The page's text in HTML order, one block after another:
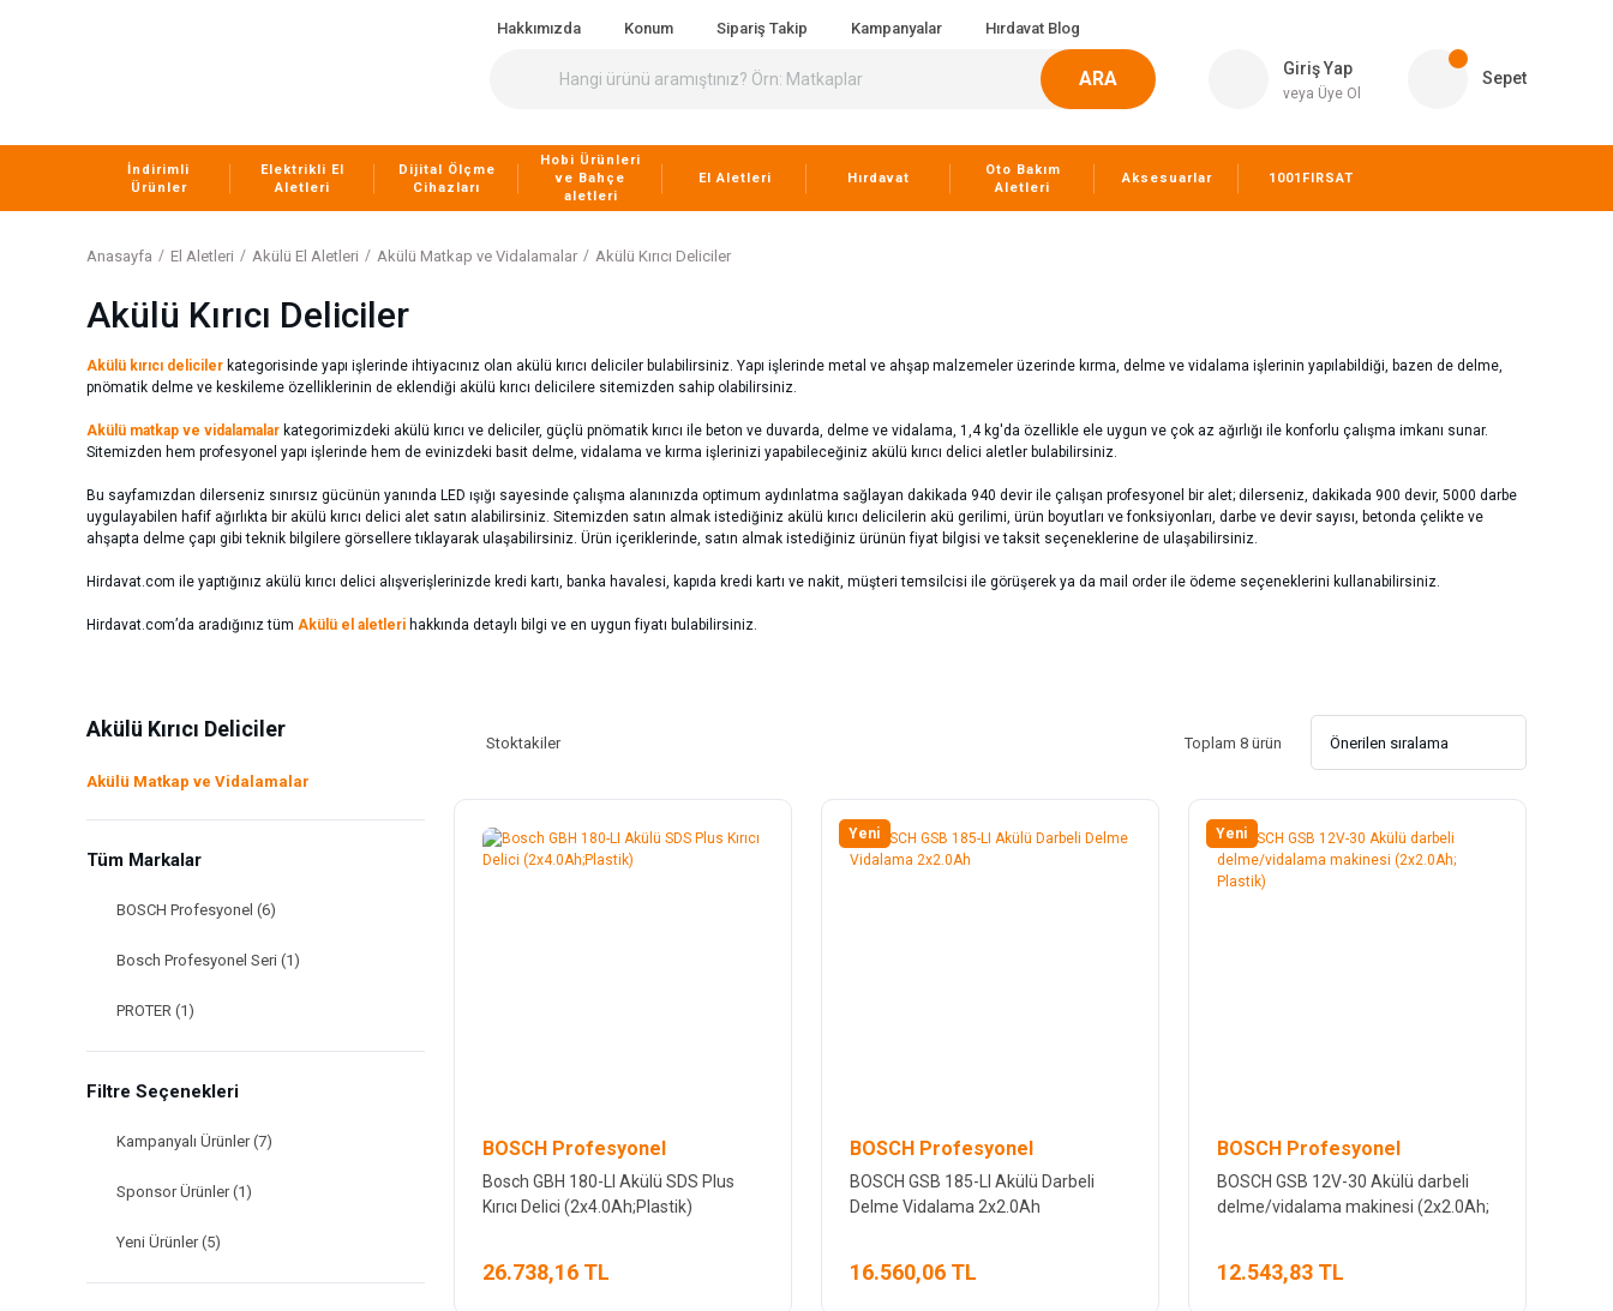
Hakkımızda Konum Sipariş Takip Kampanyalar Hırdavat Blog
ARA Giriş Yap
veya Üye Ol
Sepet
İndirimli
Ürünler
Elektrikli El
Aletleri
Dijital Ölçme
Cihazları
Hobi Ürünleri
ve Bahçe
aletleri
El Aletleri Hırdavat
Oto Bakım
Aletleri
Aksesuarlar 1001FIRSAT
Anasayfa El Aletleri Akülü El Aletleri Akülü Matkap ve Vidalamalar Akülü Kırıcı Deliciler
Akülü Kırıcı Deliciler
Akülü kırıcı deliciler kategorisinde yapı işlerinde ihtiyacınız olan akülü kırıcı deliciler bulabilirsiniz. Yapı işlerinde metal ve ahşap malzemeler üzerinde kırma, delme ve vidalama işlerinin yapılabildiği, bazen de delme,
pnömatik delme ve keskileme özelliklerinin de eklendiği akülü kırıcı delicilere sitemizden sahip olabilirsiniz.
Akülü matkap ve vidalamalar kategorimizdeki akülü kırıcı ve deliciler, güçlü pnömatik kırıcı ile beton ve duvarda, delme ve vidalama, 1,4 kg'da özellikle ele uygun ve çok az ağırlığı ile konforlu çalışma imkanı sunar.
Sitemizden hem profesyonel yapı işlerinde hem de evinizdeki basit delme, vidalama ve kırma işlerinizi yapabileceğiniz akülü kırıcı delici aletler bulabilirsiniz.
Bu sayfamızdan dilerseniz sınırsız gücünün yanında LED ışığı sayesinde çalışma alanınızda optimum aydınlatma sağlayan dakikada 940 devir ile çalışan profesyonel bir alet; dilerseniz, dakikada 900 devir, 5000 darbe
uygulayabilen hafif ağırlıkta bir akülü kırıcı delici alet satın alabilirsiniz. Sitemizden satın almak istediğiniz akülü kırıcı delicilerin akü gerilimi, ürün boyutları ve fonksiyonları, darbe ve devir sayısı, betonda çelikte ve
ahşapta delme çapı gibi teknik bilgilere görsellere tıklayarak ulaşabilirsiniz. Ürün içeriklerinde, satın almak istediğiniz ürünün fiyat bilgisi ve taksit seçeneklerine de ulaşabilirsiniz.
Hirdavat.com ile yaptığınız akülü kırıcı delici alışverişlerinizde kredi kartı, banka havalesi, kapıda kredi kartı ve nakit, müşteri temsilcisi ile görüşerek ya da mail order ile ödeme seçeneklerini kullanabilirsiniz.
Hirdavat.com’da aradığınız tüm Akülü el aletleri hakkında detaylı bilgi ve en uygun fiyatı bulabilirsiniz.
Akülü Kırıcı Deliciler
Akülü Matkap ve Vidalamalar
Tüm Markalar
BOSCH Profesyonel (6)
Bosch Profesyonel Seri (1)
PROTER (1)
Filtre Seçenekleri
Kampanyalı Ürünler (7)
Sponsor Ürünler (1)
Yeni Ürünler (5)
Stoktakiler Toplam 8 ürün
BOSCH Profesyonel
Bosch GBH 180-LI Akülü SDS Plus
Kırıcı Delici (2x4.0Ah;Plastik)
26.738,16 TL
Yeni
BOSCH Profesyonel
BOSCH GSB 185-LI Akülü Darbeli
Delme Vidalama 2x2.0Ah
16.560,06 TL
Yeni
BOSCH Profesyonel
BOSCH GSB 12V-30 Akülü darbeli
delme/vidalama makinesi (2x2.0Ah;
12.543,83 TL